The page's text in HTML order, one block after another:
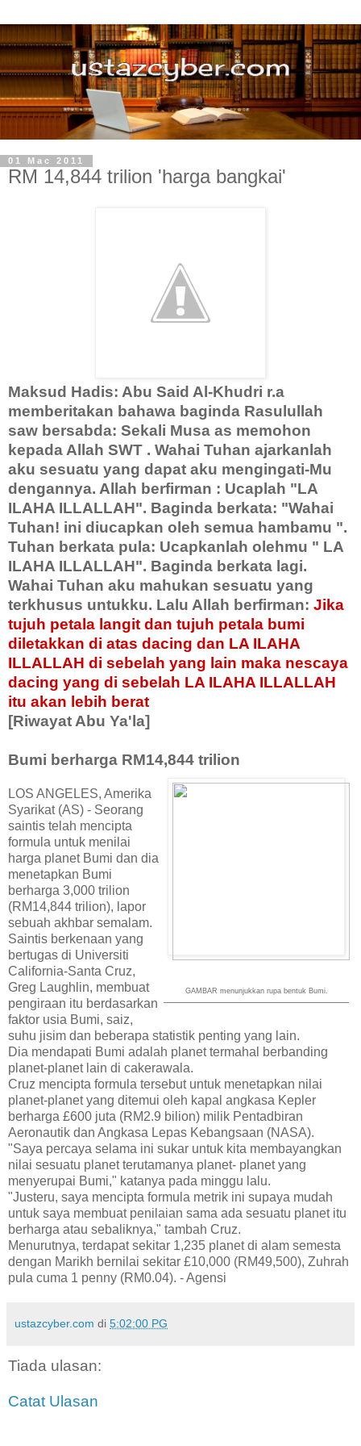
01 Mac 2011
RM 14,844 trilion 'harga bangkai'
Maksud Hadis: Abu Said Al-Khudri r.a
memberitakan bahawa baginda Rasulullah
saw bersabda: Sekali Musa as memohon
kepada Allah SWT . Wahai Tuhan ajarkanlah
aku sesuatu yang dapat aku mengingati-Mu
dengannya. Allah berfirman : Ucaplah "LA
ILAHA ILLALLAH". Baginda berkata: "Wahai
Tuhan! ini diucapkan oleh semua hambamu ".
Tuhan berkata pula: Ucapkanlah olehmu " LA
ILAHA ILLALLAH". Baginda berkata lagi.
Wahai Tuhan aku mahukan sesuatu yang
terkhusus untukku. Lalu Allah berfirman: Jika
tujuh petala langit dan tujuh petala bumi
diletakkan di atas dacing dan LA ILAHA
ILLALLAH di sebelah yang lain maka nescaya
dacing yang di sebelah LA ILAHA ILLALLAH
itu akan lebih berat
[Riwayat Abu Ya'la]
Bumi berharga RM14,844 trilion
GAMBAR menunjukkan rupa bentuk Bumi.
LOS ANGELES, Amerika
Syarikat (AS) - Seorang
saintis telah mencipta
formula untuk menilai
harga planet Bumi dan dia
menetapkan Bumi
berharga 3,000 trilion
(RM14,844 trilion), lapor
sebuah akhbar semalam.
Saintis berkenaan yang
bertugas di Universiti
California-Santa Cruz,
Greg Laughlin, membuat
pengiraan itu berdasarkan
faktor usia Bumi, saiz,
suhu jisim dan beberapa statistik penting yang lain.
Dia mendapati Bumi adalah planet termahal berbanding
planet-planet lain di cakerawala.
Cruz mencipta formula tersebut untuk menetapkan nilai
planet-planet yang ditemui oleh kapal angkasa Kepler
berharga £600 juta (RM2.9 bilion) milik Pentadbiran
Aeronautik dan Angkasa Lepas Kebangsaan (NASA).
"Saya percaya selama ini sukar untuk kita membayangkan
nilai sesuatu planet terutamanya planet- planet yang
menyerupai Bumi," katanya pada minggu lalu.
"Justeru, saya mencipta formula metrik ini supaya mudah
untuk saya membuat penilaian sama ada sesuatu planet itu
berharga atau sebaliknya," tambah Cruz.
Menurutnya, terdapat sekitar 1,235 planet di alam semesta
dengan Marikh bernilai sekitar £10,000 (RM49,500), Zuhrah
pula cuma 1 penny (RM0.04). - Agensi
ustazcyber.com di 5:02:00 PG
Tiada ulasan:
Catat Ulasan